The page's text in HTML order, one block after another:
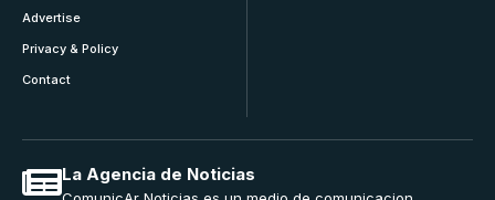
Advertise
Privacy & Policy
Contact
La Agencia de Noticias